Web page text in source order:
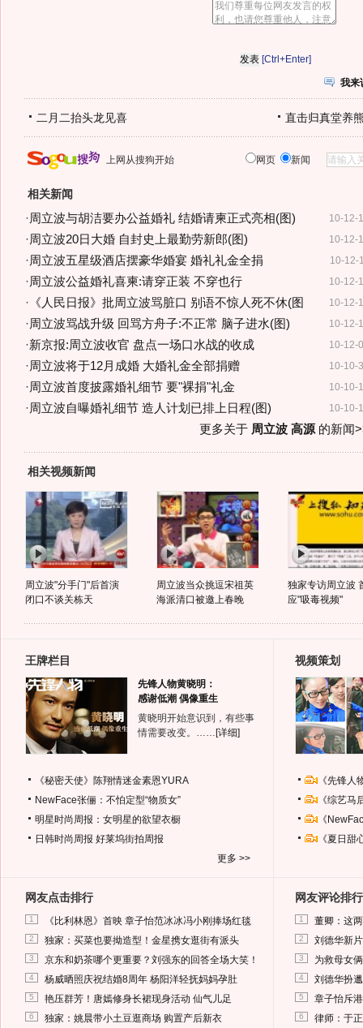
[Ctrl+Enter]
我来
二月二抬头龙见喜 直击归真堂养
上网从搜狗开始 网页 新闻
相关新闻
10-12-
·周立波与胡洁要办公益婚礼 结婚请柬正式亮相(图)
10-12-
·周立波20日大婚 自封史上最勤劳新郎(图)
10-12-
·周立波五星级酒店摆豪华婚宴 婚礼礼金全捐
10-12-
·周立波公益婚礼喜柬:请穿正装 不穿也行
10-12-
· 《人民日报》批周立波骂脏口 别语不惊人死不休(图
10-12-
·周立波骂战升级 回骂方舟子:不正常 脑子进水(图)
10-12-
·新京报:周立波收官 盘点一场口水战的收成
10-10-
·周立波将于12月成婚 大婚礼金全部捐赠
10-10-
·周立波首度披露婚礼细节 要"裸捐"礼金
10-10-
·周立波自曝婚礼细节 造人计划已排上日程(图)
更多关于 周立波 高源的新闻
相关视频新闻
周立波"分手门"后首演
闭口不谈关栋天
周立波当众挑逗宋祖英
海派清口被邀上春晚
独家专访周立波
应"吸毒视频"
王牌栏目
先锋人物黄晓明：
感谢低潮 偶像重生
黄晓明开始意识到，有些事
情需要改变。…… [详细]
《秘密天使》陈翔情迷金素恩YURA
NewFace张俪：不怕定型“物质女”
明星时尚周报：女明星的欲望衣橱
日韩时尚周报 好莱坞街拍周报
更多 >>
视频策划
《先锋
《综艺
《
《夏日
网友点击排行
1 《比利林恩》首映 章子怡范冰冰冯小刚捧场红毯
2 独家：买菜也要拗造型！金星携女逛街有派头
3 京东和奶茶哪个更重要？刘强东的回答全场大笑！
4 杨威晒照庆祝结婚8周年 杨阳洋轻抚妈妈孕肚
5 艳压群芳！唐嫣修身长裙现身活动 仙气儿足
6 独家：姚晨带小土豆逛商场 购置产后新衣
网友评论排行
1 董卿：这
2 刘德华新
3 为救母女
4 刘德华扮
5 章子怡斥
6 律师：于